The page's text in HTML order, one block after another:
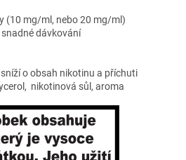
(10 mg/ml, nebo 20 mg/ml)
dávkování
o obsah nikotinu a příchuti
nikotinová sůl, aroma